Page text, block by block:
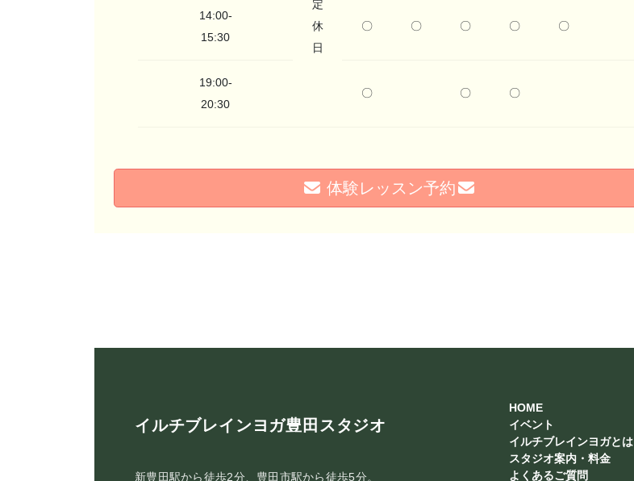
定
休
日
14:00-
15:30
〇 〇 〇 〇 〇
19:00-
20:30
〇 〇 〇
体験レッスン予約
イルチブレインヨガ豊田スタジオ
新豊田駅から徒歩2分、豊田市駅から徒歩5分。
HOME
イベント
イルチブレインヨガとは
スタジオ案内・料金
よくあるご質問